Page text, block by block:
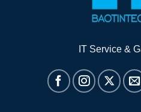
ảnh thương hiệu có trách
IT Service &